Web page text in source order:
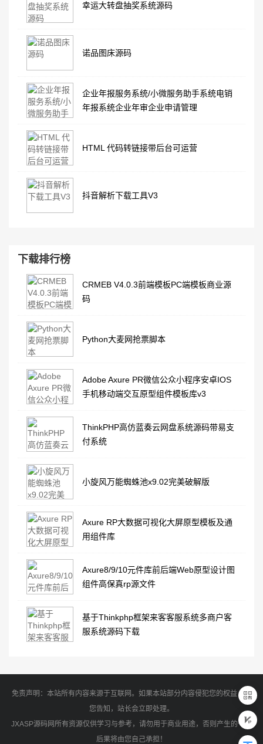
幸运大转盘抽奖系统源码
诺品图床源码
企业年报服务系统/小微服务助手系统电销
年报系统企业年审企业申请管理
HTML 代码转链接带后台可运营
抖音解析下载工具V3
下载排行榜
CRMEB V4.0.3前端模板PC端模板商业源
码
Python大麦网抢票脚本
Adobe Axure PR微信公众小程序安卓IOS
手机移动端交互原型组件模板库v3
ThinkPHP高仿蓝奏云网盘系统源码带易支
付系统
小旋风万能蜘蛛池x9.02完美破解版
Axure RP大数据可视化大屏原型模板及通
用组件库
Axure8/9/10元件库前后端Web原型设计图
组件高保真rp源文件
基于Thinkphp框架来客客服系统多商户客
服系统源码下载
免责声明：本站所有内容来源于互联网。如果本站部分内容侵犯您的权益，请
您告知，站长会立即处理。
JXASP源码网所有资源仅供学习与参考，请勿用于商业用途，否则产生的一切
后果将由您自己承担！